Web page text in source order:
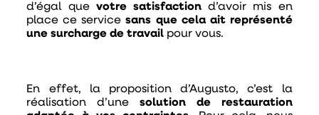
d’égal que votre satisfaction d’avoir mis en
place ce servicesans que cela ait représenté
une surcharge de travail pour vous.
En effet, la proposition d’Augusto, c’est la
réalisation d’une solution de restauration